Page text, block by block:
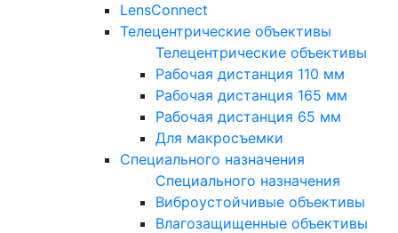
LensConnect
Телецентрические объективы
Телецентрические объективы
Рабочая дистанция 110 мм
Рабочая дистанция 165 мм
Рабочая дистанция 65 мм
Для макросъемки
Специального назначения
Специального назначения
Виброустойчивые объективы
Влагозащищенные объективы